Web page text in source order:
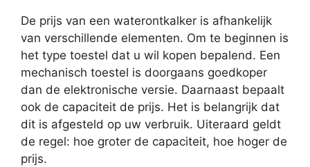
De prijs van een waterontkalker is afhankelijk
van verschillende elementen. Om te beginnen is
het type toestel dat u wil kopen bepalend. Een
mechanisch toestel is doorgaans goedkoper
dan de elektronische versie. Daarnaast bepaalt
ook de capaciteit de prijs. Het is belangrijk dat
dit is afgesteld op uw verbruik. Uiteraard geldt
de regel: hoe groter de capaciteit, hoe hoger de
prijs.